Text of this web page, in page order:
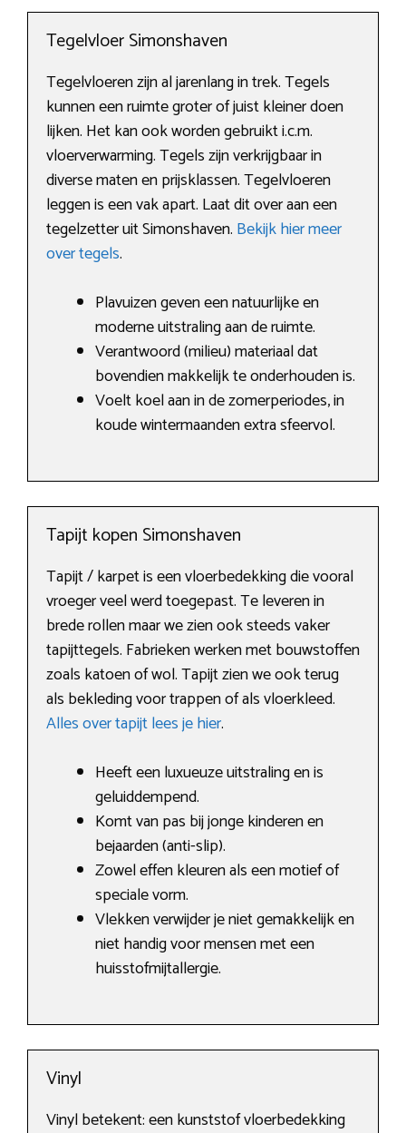
Tegelvloer Simonshaven
Tegelvloeren zijn al jarenlang in trek. Tegels
kunnen een ruimte groter of juist kleiner doen
lijken. Het kan ook worden gebruikt i.c.m.
vloerverwarming. Tegels zijn verkrijgbaar in
diverse maten en prijsklassen. Tegelvloeren
leggen is een vak apart. Laat dit over aan een
tegelzetter uit Simonshaven. Bekijk hier meer
over tegels.
Plavuizen geven een natuurlijke en
moderne uitstraling aan de ruimte.
Verantwoord (milieu) materiaal dat
bovendien makkelijk te onderhouden is.
Voelt koel aan in de zomerperiodes, in
koude wintermaanden extra sfeervol.
Tapijt kopen Simonshaven
Tapijt / karpet is een vloerbedekking die vooral
vroeger veel werd toegepast. Te leveren in
brede rollen maar we zien ook steeds vaker
tapijttegels. Fabrieken werken met bouwstoffen
zoals katoen of wol. Tapijt zien we ook terug
als bekleding voor trappen of als vloerkleed.
Alles over tapijt lees je hier.
Heeft een luxueuze uitstraling en is
geluiddempend.
Komt van pas bij jonge kinderen en
bejaarden (anti-slip).
Zowel effen kleuren als een motief of
speciale vorm.
Vlekken verwijder je niet gemakkelijk en
niet handig voor mensen met een
huisstofmijtallergie.
Vinyl
Vinyl betekent: een kunststof vloerbedekking